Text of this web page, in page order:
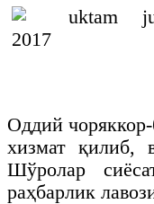
Оддий
хизмат қилиб,
Шўролар
раҳбарлик